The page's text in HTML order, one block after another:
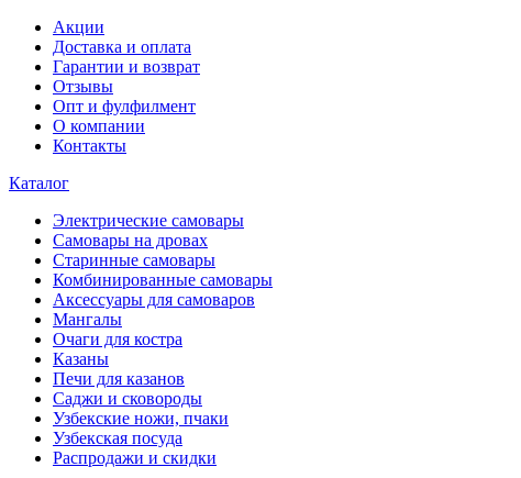
Акции
Доставка и оплата
Гарантии и возврат
Отзывы
Опт и фулфилмент
О компании
Контакты
Каталог
Электрические самовары
Cамовары на дровах
Старинные самовары
Комбинированные самовары
Аксессуары для самоваров
Мангалы
Очаги для костра
Казаны
Печи для казанов
Саджи и сковороды
Узбекские ножи, пчаки
Узбекская посуда
Распродажи и скидки